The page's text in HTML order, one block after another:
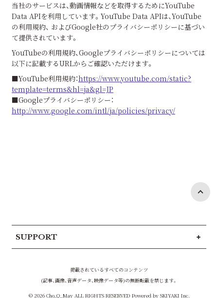
当社のサービスは、動画情報などを取得するためにYouTube
Data APIを利用しています。YouTube Data APIは、YouTube
の利用規約、 およびGoogle社のプライバシーポリシーに基づい
て提供されています。
YouTubeの利用規約、Googleプライバシーポリシーについては
以下に記載するURLからご確認いただけます。
■YouTube利用規約：https://www.youtube.com/static?
template=terms&hl=ja&gl=JP
■Googleプライバシーポリシー：
http://www.google.com/intl/ja/policies/privacy/
SUPPORT
掲載されているすべてのコンテンツ
(記事、画像、音声データ、映像データ等)の無断転載を禁じます。
© 2026 Cho_Q_May ALL RIGHTS RESERVED Powered by SKIYAKI Inc.